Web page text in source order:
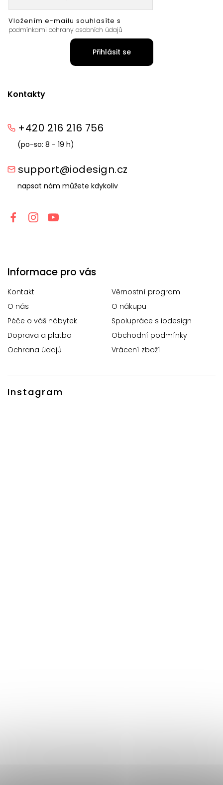
Kontakty
+420 216 216 756
(po-so: 8 - 19 h)
support@iodesign.cz
napsat nám můžete kdykoliv
Informace pro vás
Kontakt
Věrnostní program
O nás
O nákupu
Péče o váš nábytek
Spolupráce s iodesign
Doprava a platba
Obchodní podmínky
Ochrana údajů
Vrácení zboží
Instagram
Vložením e-mailu souhlasíte s
podmínkami ochrany osobních údajů
Přihlásit se